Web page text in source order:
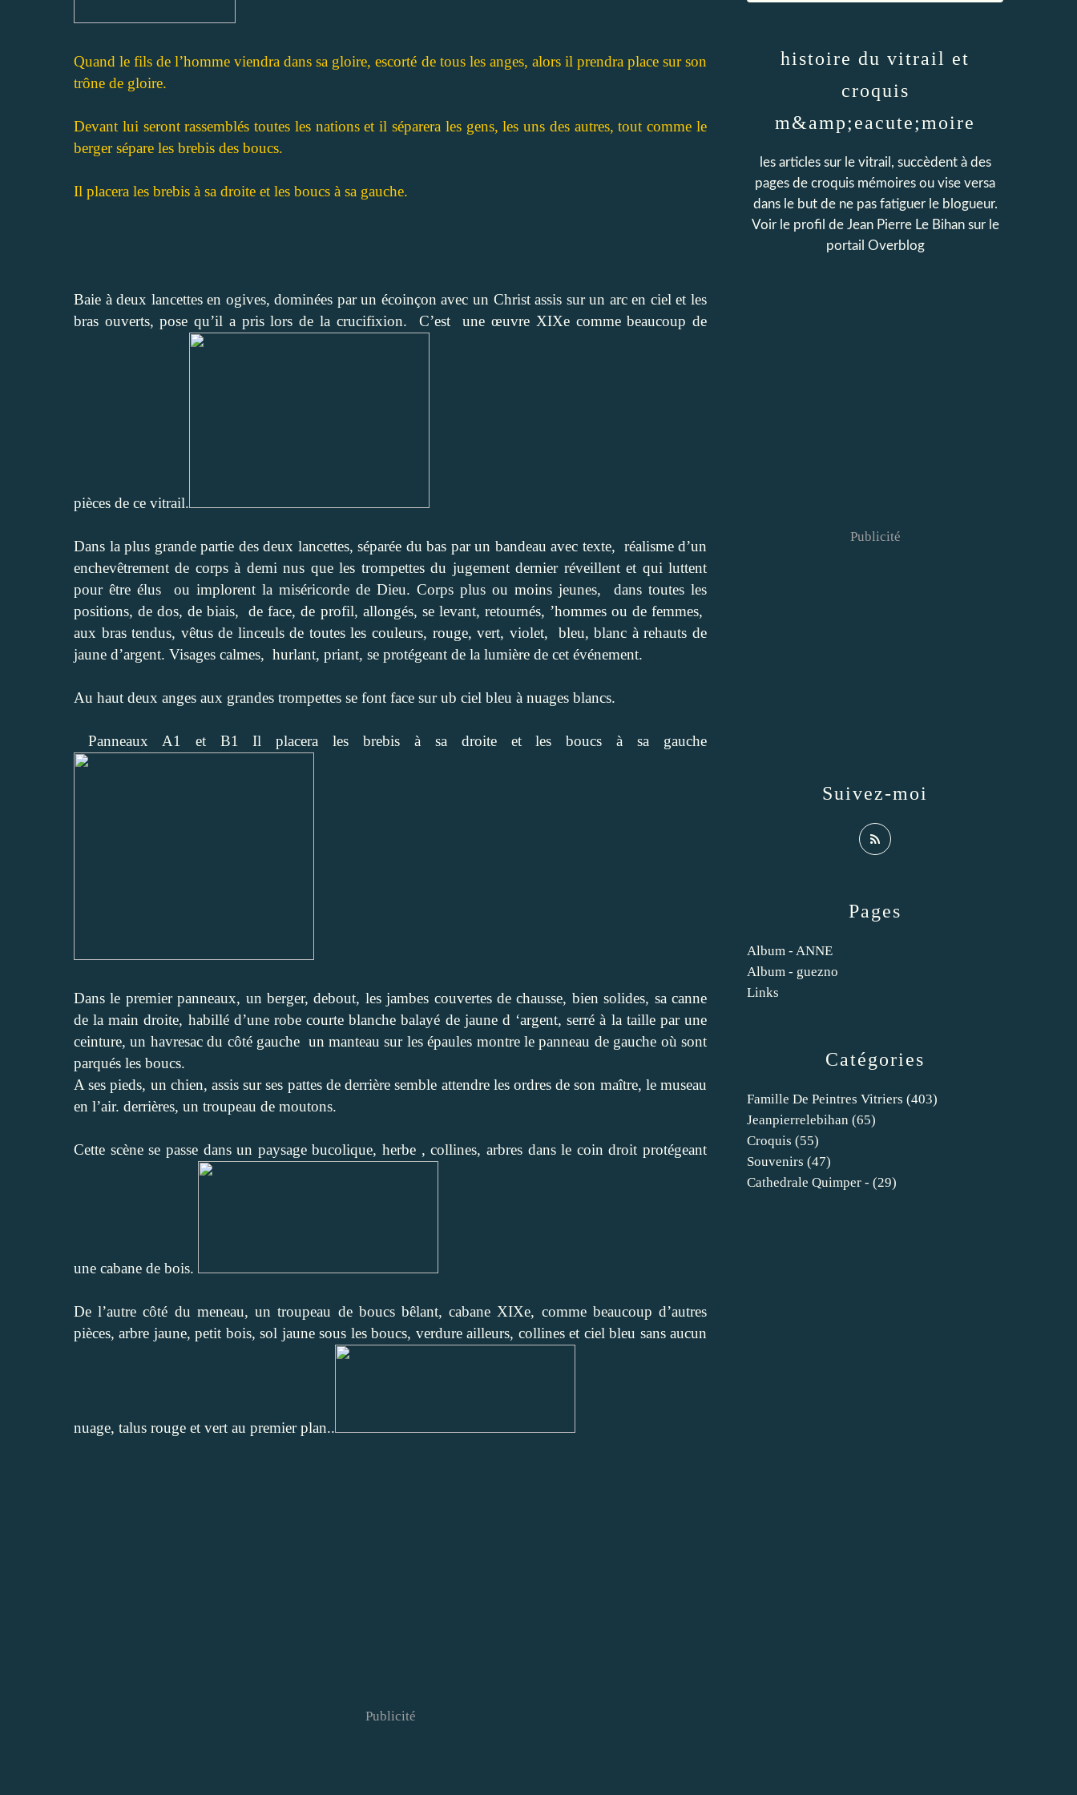
Quand le fils de l’homme viendra dans sa gloire, escorté de tous les anges, alors il prendra place sur son
trône de gloire.
Devant lui seront rassemblés toutes les nations et il séparera les gens, les uns des autres, tout comme le
berger sépare les brebis des boucs.
Il placera les brebis à sa droite et les boucs à sa gauche.
Baie à deux lancettes en ogives, dominées par un écoinçon avec un Christ assis sur un arc en ciel et les
bras ouverts, pose qu’il a pris lors de la crucifixion. C’est une œuvre XIXe comme beaucoup de
pièces de ce vitrail.
Dans la plus grande partie des deux lancettes, séparée du bas par un bandeau avec texte, réalisme d’un
enchevêtrement de corps à demi nus que les trompettes du jugement dernier réveillent et qui luttent
pour être élus ou implorent la miséricorde de Dieu. Corps plus ou moins jeunes, dans toutes les
positions, de dos, de biais, de face, de profil, allongés, se levant, retournés, ’hommes ou de femmes,
aux bras tendus, vêtus de linceuls de toutes les couleurs, rouge, vert, violet, bleu, blanc à rehauts de
jaune d’argent. Visages calmes, hurlant, priant, se protégeant de la lumière de cet événement.
Au haut deux anges aux grandes trompettes se font face sur ub ciel bleu à nuages blancs.
Panneaux A1 et B1 Il placera les brebis à sa droite et les boucs à sa gauche
Dans le premier panneaux, un berger, debout, les jambes couvertes de chausse, bien solides, sa canne
de la main droite, habillé d’une robe courte blanche balayé de jaune d ‘argent, serré à la taille par une
ceinture, un havresac du côté gauche un manteau sur les épaules montre le panneau de gauche où sont
parqués les boucs.
A ses pieds, un chien, assis sur ses pattes de derrière semble attendre les ordres de son maître, le museau
en l’air. derrières, un troupeau de moutons.
Cette scène se passe dans un paysage bucolique, herbe , collines, arbres dans le coin droit protégeant
une cabane de bois.
De l’autre côté du meneau, un troupeau de boucs bêlant, cabane XIXe, comme beaucoup d’autres
pièces, arbre jaune, petit bois, sol jaune sous les boucs, verdure ailleurs, collines et ciel bleu sans aucun
nuage, talus rouge et vert au premier plan..
Publicité
Catégories
Famille De Peintres Vitriers (403)
Jeanpierrelebihan (65)
Croquis (55)
Souvenirs (47)
Cathedrale Quimper - (29)
Pages
Album - ANNE
Album - guezno
Links
histoire du vitrail et
croquis
m&amp;eacute;moire
les articles sur le vitrail, succèdent à des
pages de croquis mémoires ou vise versa
dans le but de ne pas fatiguer le blogueur.
Voir le profil de Jean Pierre Le Bihansur le
portail Overblog
Suivez-moi
Publicité